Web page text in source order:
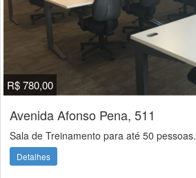
R$ 780,00
Avenida Afonso Pena, 511
Sala de Treinamento para até 50 pessoas.
Detalhes